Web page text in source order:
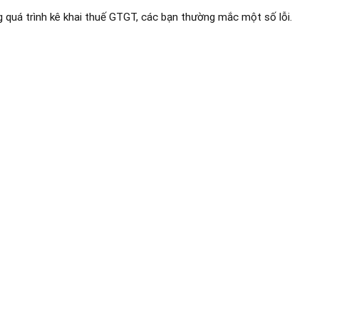
trình kê khai thuế GTGT, các bạn thường mắc một số lỗi.